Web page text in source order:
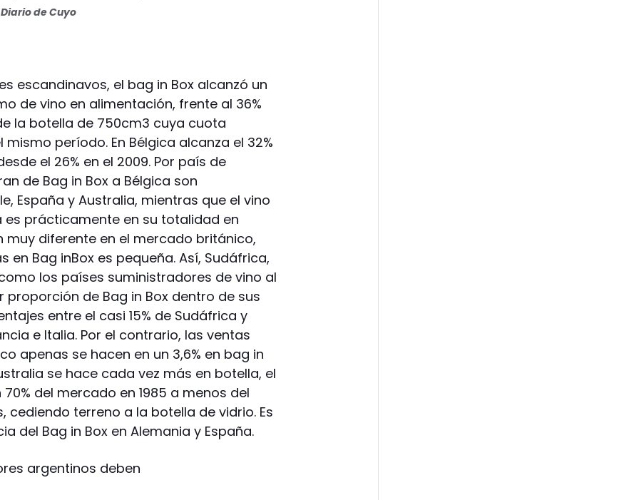
de Cuyo
escandinavos, el bag in Box alcanzó un
de vino en alimentación, frente al 36%
la botella de 750cm3 cuya cuota
mismo período. En Bélgica alcanza el 32%
el 26% en el 2009. Por país de
de Bag in Box a Bélgica son
España y Australia, mientras que el vino
es prácticamente en su totalidad en
muy diferente en el mercado británico,
Bag inBox es pequeña. Así, Sudáfrica,
los países suministradores de vino al
de Bag in Box dentro de sus
entre el casi 15% de Sudáfrica y
e Italia. Por el contrario, las ventas
apenas se hacen en un 3,6% en bag in
se hace cada vez más en botella, el
del mercado en 1985 a menos del
cediendo terreno a la botella de vidrio. Es
del Bag in Box en Alemania y España.
argentinos deben